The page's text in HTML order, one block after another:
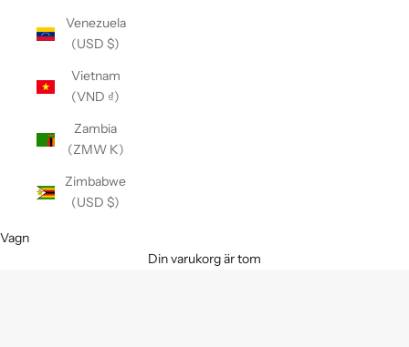
Venezuela
(USD $)
Vietnam
(VND ₫)
Zambia
(ZMW K)
Zimbabwe
(USD $)
Vagn
Din varukorg är tom